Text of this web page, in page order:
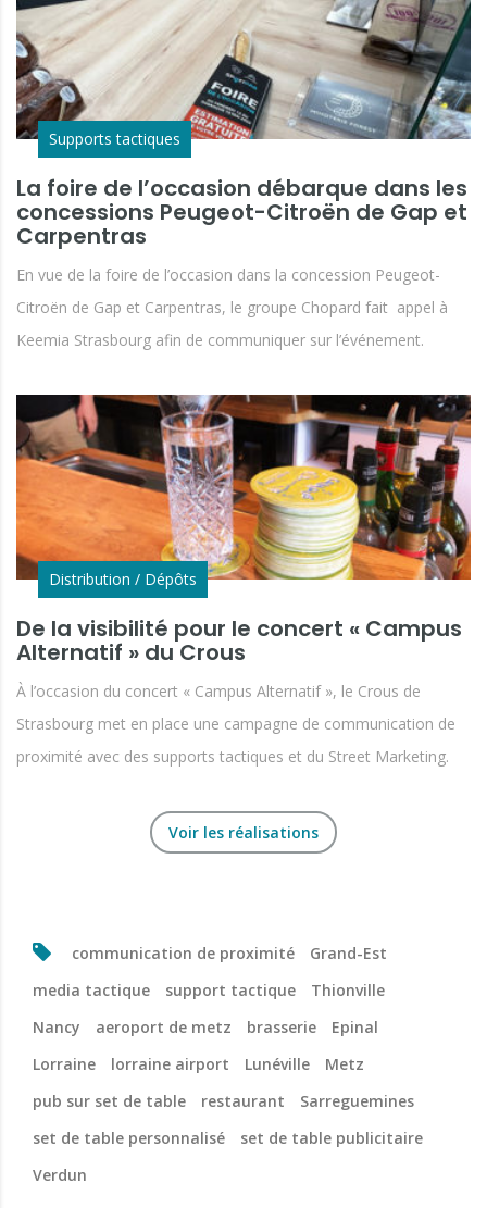
Supports tactiques
La foire de l’occasion débarque dans les
concessions Peugeot-Citroën de Gap et
Carpentras
En vue de la foire de l’occasion dans la concession Peugeot-
Citroën de Gap et Carpentras, le groupe Chopard fait appel à
Keemia Strasbourg afin de communiquer sur l’événement.
Distribution / Dépôts
De la visibilité pour le concert « Campus
Alternatif » du Crous
À l’occasion du concert « Campus Alternatif », le Crous de
Strasbourg met en place une campagne de communication de
proximité avec des supports tactiques et du Street Marketing.
Voir les réalisations
communication de proximité
Grand-Est
media tactique
support tactique
Thionville
Nancy
aeroport de metz brasserie
Epinal
Lorraine
lorraine airport Lunéville
Metz
pub sur set de table
restaurant
Sarreguemines
set de table personnalisé
set de table publicitaire
Verdun